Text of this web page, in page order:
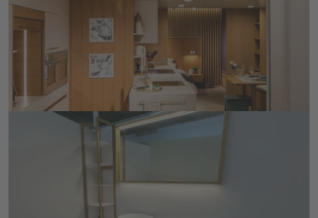
Besuchen Sie unsere Ausstellung
in Wyssachen, Langenthal oder Cham
TERMIN BUCHEN
Ausstellungsbadmöbel entdecken
in Wyssachen
TERMIN BUCHEN